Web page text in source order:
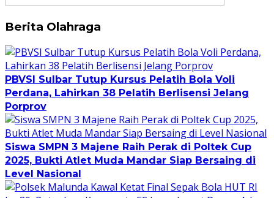
Berita Olahraga
PBVSI Sulbar Tutup Kursus Pelatih Bola Voli
Perdana, Lahirkan 38 Pelatih Berlisensi Jelang
Porprov
Siswa SMPN 3 Majene Raih Perak di Poltek Cup
2025, Bukti Atlet Muda Mandar Siap Bersaing di
Level Nasional